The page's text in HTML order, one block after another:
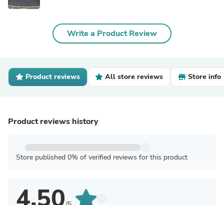
Write a Product Review
Product reviews All store reviews Store info
Product reviews history
Store published 0% of verified reviews for this product